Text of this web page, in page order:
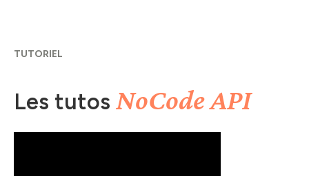
TUTORIEL
Les tutos NoCode API